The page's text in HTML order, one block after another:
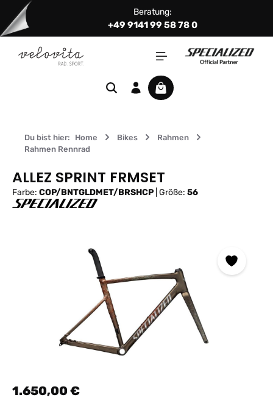
Zum Hauptinhalt springen Beratung:
+49 9141 99 58 78 0
Warenkorb enthält 0
Du bist hier: Home Bikes
Rahmen
Rahmen Rennrad
ALLEZ SPRINT FRMSET
Farbe: COP/BNTGLDMET/BRSHCP Größe: 56
Regulärer Preis:
1.650,00 €